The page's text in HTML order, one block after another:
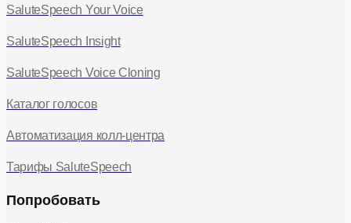
SaluteSpeech Your Voice
SaluteSpeech Insight
SaluteSpeech Voice Cloning
Каталог голосов
Автоматизация колл-центра
Тарифы SaluteSpeech
Попробовать